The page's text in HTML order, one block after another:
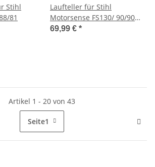
Stihl
81
Laufteller für Stihl
Motorsense FS130/ 90/90
R/86/87/240/260/360/410/460/
69,99 € *
Artikel 1 - 20 von 43
Seite1